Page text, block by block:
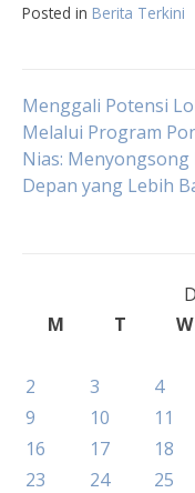
Posted in Berita Terkini
Post
Menggali Potensi
Melalui Program
Nias: Menyongsong
Depan yang Lebih
M
T W
2
3 4
9
10 11
16
17 18
23
24 25